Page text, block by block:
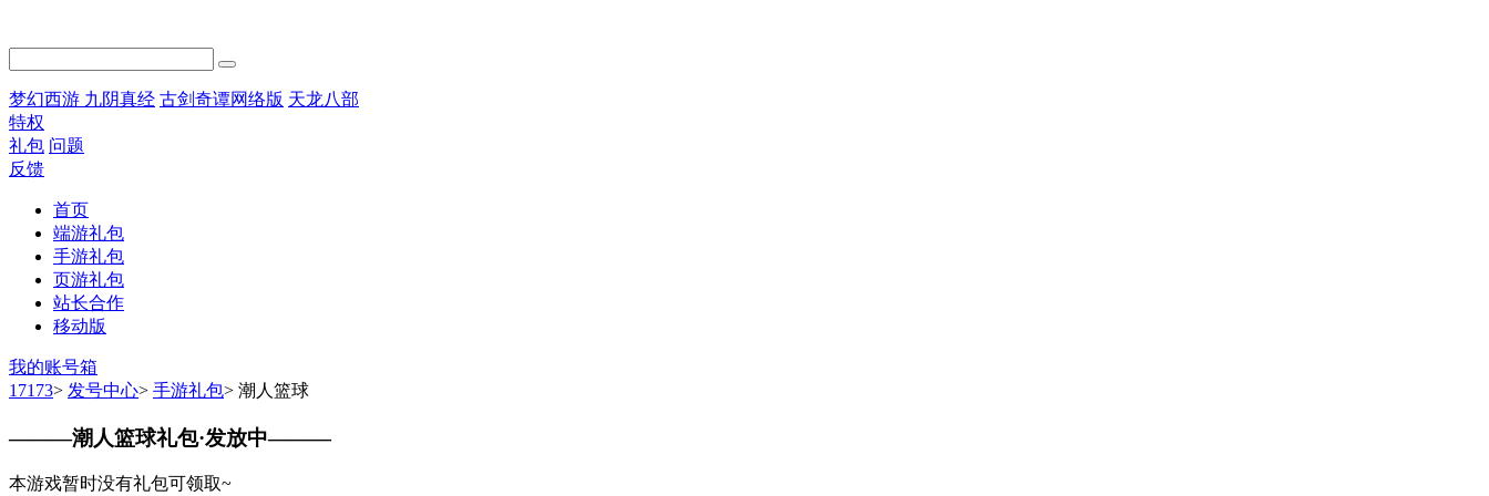
梦幻西游 九阴真经 古剑奇谭网络版 天龙八部
特权
礼包 问题
反馈
首页
端游礼包
手游礼包
页游礼包
站长合作
移动版
我的账号箱
17173> 发号中心> 手游礼包> 潮人篮球
———潮人篮球礼包·发放中———
本游戏暂时没有礼包可领取~